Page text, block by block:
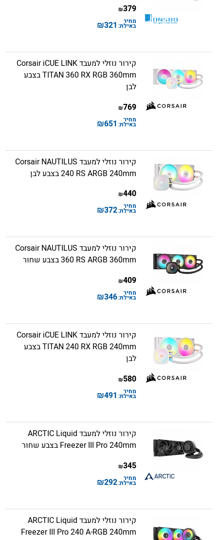
379
₪
מחיר
באילת: 321
₪
קירור נוזלי למעבד Corsair iCUE LINK
TITAN 360 RX RGB 360mm בצבע
לבן
769
₪
מחיר
באילת: 651
₪
קירור נוזלי למעבד Corsair NAUTILUS
240 RS ARGB 240mm בצבע לבן
440
₪
מחיר
באילת:372
₪
קירור נוזלי למעבד Corsair NAUTILUS
360 RS ARGB 360mm בצבע שחור
409
₪
מחיר
באילת:346
₪
קירור נוזלי למעבד Corsair iCUE LINK
TITAN 240 RX RGB 240mm בצבע
לבן
580
₪
מחיר
באילת: 491
₪
קירור נוזלי למעבד ARCTIC Liquid
Freezer III Pro 240mm בצבע שחור
345
₪
מחיר
באילת:292
₪
קירור נוזלי למעבד ARCTIC Liquid
Freezer III Pro 240 A-RGB 240mm